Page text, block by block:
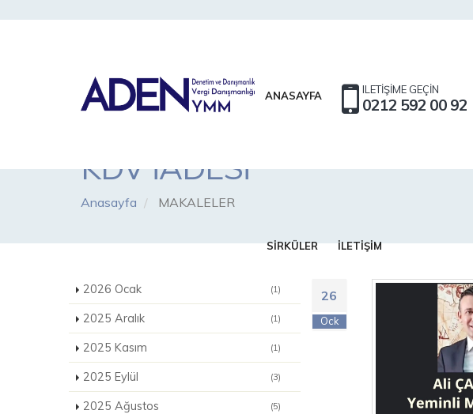
ANASAYFA ILETİŞİME GEÇİN
0212 592 00 92
SİRKÜLER İLETİŞİM
KDV İADESİ
Anasayfa MAKALELER
2026 Ocak (1)
2025 Aralık (1)
2025 Kasım (1)
2025 Eylül (3)
2025 Ağustos (5)
26
Ock